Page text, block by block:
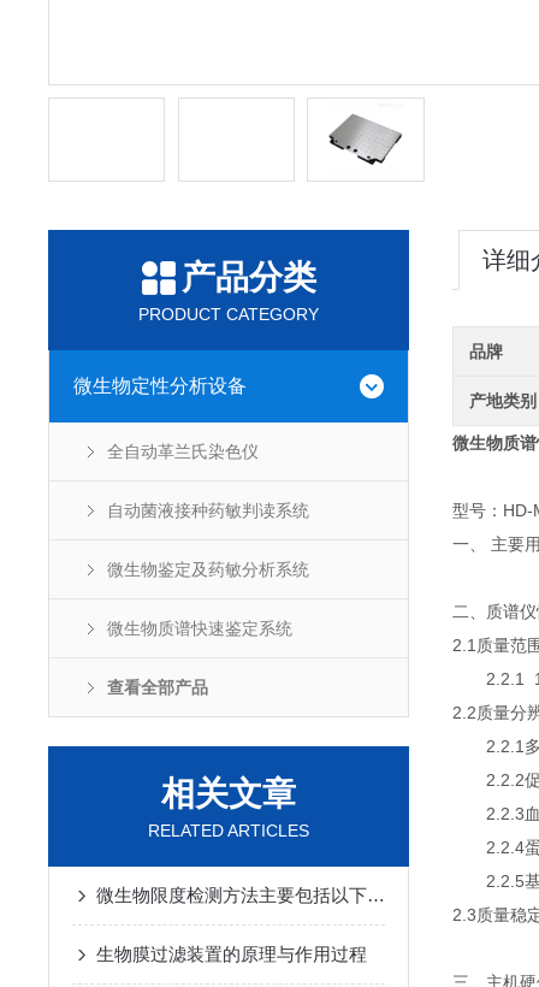
产品分类
PRODUCT CATEGORY
微生物定性分析设备
全自动革兰氏染色仪
自动菌液接种药敏判读系统
微生物鉴定及药敏分析系统
微生物质谱快速鉴定系统
查看全部产品
相关文章
RELATED ARTICLES
微生物限度检测方法主要包括以下3种
生物膜过滤装置的原理与作用过程
详细
品牌
产地类别
微生物质谱
型号：HD-
一、 主要
二、质谱
2.1质量范
2.2.1
2.2质量分
2.2.1
2.2.2
2.2.3
2.2.4
2.2.5
2.3质量稳
三、主机